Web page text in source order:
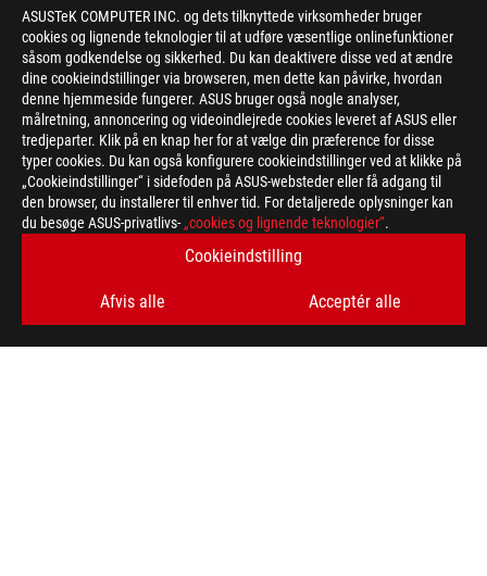
ASUSTeK COMPUTER INC. og dets tilknyttede virksomheder bruger
cookies og lignende teknologier til at udføre væsentlige onlinefunktioner
såsom godkendelse og sikkerhed. Du kan deaktivere disse ved at ændre
dine cookieindstillinger via browseren, men dette kan påvirke, hvordan
denne hjemmeside fungerer. ASUS bruger også nogle analyser,
målretning, annoncering og videoindlejrede cookies leveret af ASUS eller
tredjeparter. Klik på en knap her for at vælge din præference for disse
typer cookies. Du kan også konfigurere cookieindstillinger ved at klikke på
„Cookieindstillinger“ i sidefoden på ASUS-websteder eller få adgang til
den browser, du installerer til enhver tid. For detaljerede oplysninger kan
du besøge ASUS-privatlivs-„cookies og lignende teknologier“.
Cookieindstilling
Afvis alle Acceptér alle